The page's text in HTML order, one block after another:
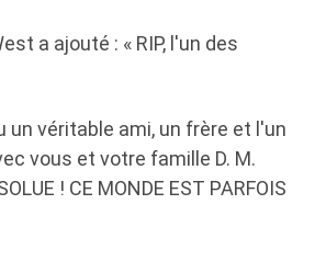
a ajouté : « RIP, l'un des
un véritable ami, un frère et l'un
vous et votre famille D. M.
! CE MONDE EST PARFOIS